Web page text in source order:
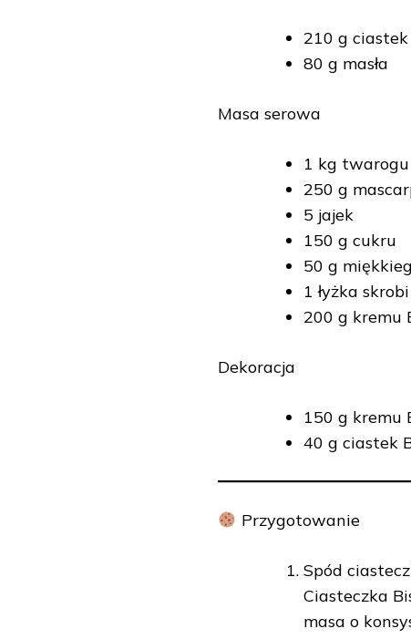
210 g
80 g masła
Masa serowa
1 kg
250 g
5 jajek
150 g cukru
50 g
1 łyżka
200 g kremu
Dekoracja
150 g kremu
40 g ciastek
Przygotowanie
Spód
Ciasteczka
masa o